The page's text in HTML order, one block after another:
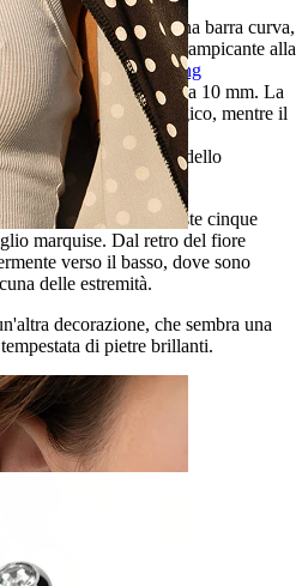
composto da una barra curva,
e un fiore e una pianta rampicante alla
standard di unpiercing
1.6 mm e lunghezza 10 mm. La
in acciaio chirurgico, mentre il
del gioiello sono state
- o in rodio, nel caso dello
foglie, dove sono poste cinque
marquise. Dal retro del fiore
verso il basso, dove sono
delle estremità.
decorazione, che sembra una
di pietre brillanti.
anche